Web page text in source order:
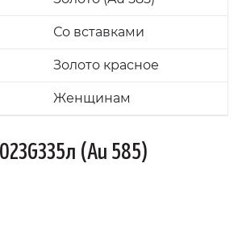
Со вставками
Золото красное
Женщинам
(Au 585)